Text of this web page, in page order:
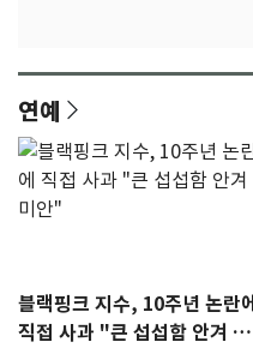
연예
블랙핑크 지수, 10주년 논란에
직접 사과 "큰 섭섭함 안겨 미